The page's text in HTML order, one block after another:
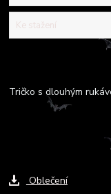
Ke stažení
Tričko s dlouhým
Oblečení